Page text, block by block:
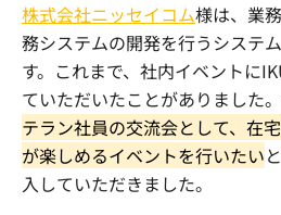
株式会社ニッセイコム様は、 業
務システムの開発を行うシステ
す。これまで、社内イベントに
ていただいたことがありました。
テラン社員の交流会として、在
が楽しめるイベントを行いたい
入していただきました。